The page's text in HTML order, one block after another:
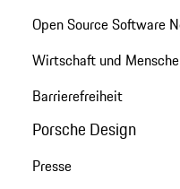
Open Source Software
Wirtschaft und
Barrierefreiheit
Porsche Design
Presse